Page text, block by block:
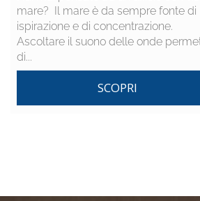
mare? Il mare è da sempre fonte di
ispirazione e di concentrazione.
Ascoltare il suono delle onde
di...
SCOPRI